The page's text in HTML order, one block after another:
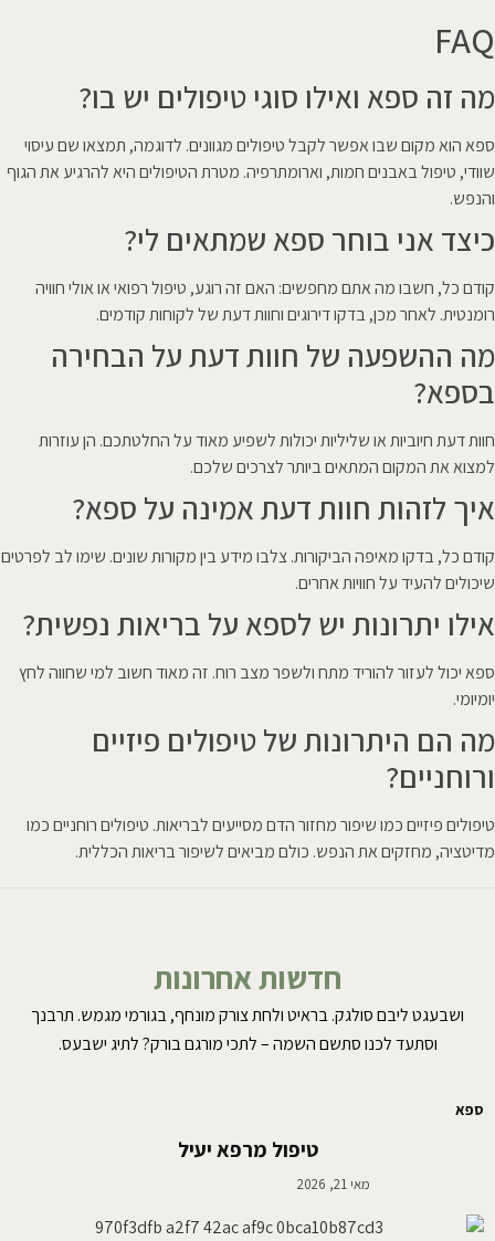
FAQ
מה זה ספא ואילו סוגי טיפולים יש בו?
ספא הוא מקום שבו אפשר לקבל טיפולים מגוונים. לדוגמה, תמצאו שם עיסוי
שוודי, טיפול באבנים חמות, וארומתרפיה. מטרת הטיפולים היא להרגיע את הגוף
והנפש.
כיצד אני בוחר ספא שמתאים לי?
קודם כל, חשבו מה אתם מחפשים: האם זה רוגע, טיפול רפואי או אולי חוויה
רומנטית. לאחר מכן, בדקו דירוגים וחוות דעת של לקוחות קודמים.
מה ההשפעה של חוות דעת על הבחירה
בספא?
חוות דעת חיוביות או שליליות יכולות לשפיע מאוד על החלטתכם. הן עוזרות
למצוא את המקום המתאים ביותר לצרכים שלכם.
איך לזהות חוות דעת אמינה על ספא?
קודם כל, בדקו מאיפה הביקורות. צלבו מידע בין מקורות שונים. שימו לב לפרטים
שיכולים להעיד על חוויות אחרים.
אילו יתרונות יש לספא על בריאות נפשית?
ספא יכול לעזור להוריד מתח ולשפר מצב רוח. זה מאוד חשוב למי שחווה לחץ
יומיומי.
מה הם היתרונות של טיפולים פיזיים
ורוחניים?
טיפולים פיזיים כמו שיפור מחזור הדם מסייעים לבריאות. טיפולים רוחניים כמו
מדיטציה, מחזקים את הנפש. כולם מביאים לשיפור בריאות הכללית.
חדשות אחרונות
ושבעגט ליבם סולגק. בראיט ולחת צורק מונחף, בגורמי מגמש. תרבנך
וסתעד לכנו סתשם השמה – לתכי מורגם בורק? לתיג ישבעס.
ספא
טיפול מרפא יעיל
מאי 21, 2026